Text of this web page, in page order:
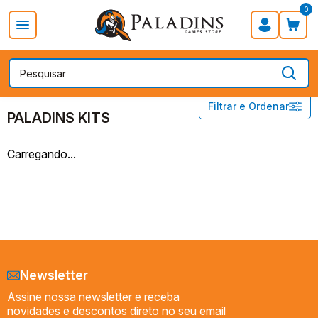
0
PROMOÇÃO DIA DOS PAIS Board Games Card Games
Filtrar e Ordenar
Categorias
PALADINS KITS
PROMOÇÃO DIA DOS PAIS
Pré-vendas
ESPAÇO GOSPEL
Geek
PALADINS KITS
Carregando...
Newsletter
Assine nossa newsletter e receba
novidades e descontos direto no seu email